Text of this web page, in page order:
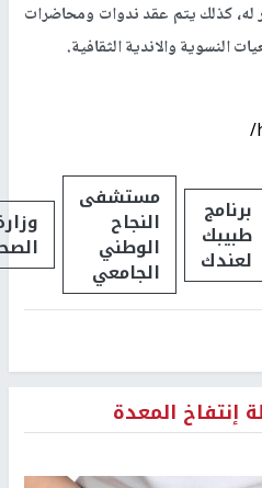
له، كذلك يتم عقد ندوات ومحاضرات
النسوية والاندية الثقافية.
برنامج
طبيبك
لعندك
مستشفى
النجاح
الوطني
الجامعي
المعدة